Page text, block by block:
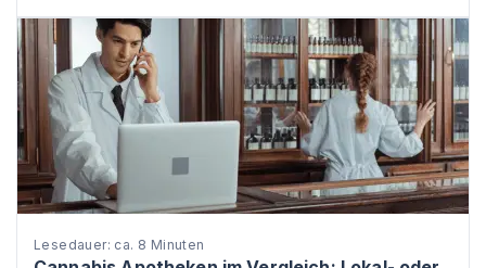
Lesedauer: ca. 8 Minuten